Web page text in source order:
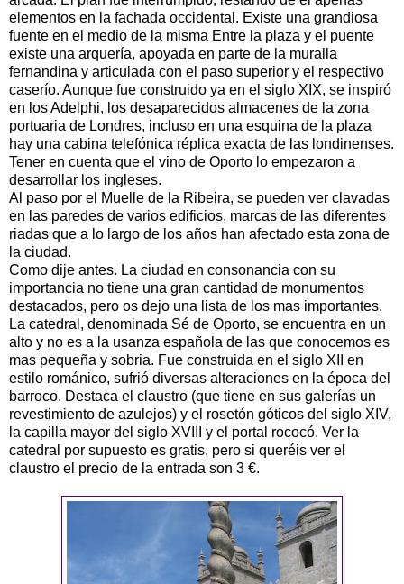
elementos en la fachada occidental. Existe una grandiosa
fuente en el medio de la misma Entre la plaza y el puente
existe una arquería, apoyada en parte de la muralla
fernandina y articulada con el paso superior y el respectivo
caserío. Aunque fue construido ya en el siglo XIX, se inspiró
en los Adelphi, los desaparecidos almacenes de la zona
portuaria de Londres, incluso en una esquina de la plaza
hay una cabina telefónica réplica exacta de las londinenses.
Tener en cuenta que el vino de Oporto lo empezaron a
desarrollar los ingleses.
Al paso por el Muelle de la Ribeira, se pueden ver clavadas
en las paredes de varios edificios, marcas de las diferentes
riadas que a lo largo de los años han afectado esta zona de
la ciudad.
Como dije antes. La ciudad en consonancia con su
importancia no tiene una gran cantidad de monumentos
destacados, pero os dejo una lista de los mas importantes.
La catedral, denominada Sé de Oporto, se encuentra en un
alto y no es a la usanza española de las que conocemos es
mas pequeña y sobria. Fue construida en el siglo XII en
estilo románico, sufrió diversas alteraciones en la época del
barroco. Destaca el claustro (que tiene en sus galerías un
revestimiento de azulejos) y el rosetón góticos del siglo XIV,
la capilla mayor del siglo XVIII y el portal rococó. Ver la
catedral por supuesto es gratis, pero si queréis ver el
claustro el precio de la entrada son 3 €.